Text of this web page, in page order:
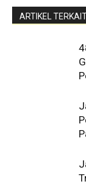
ARTIKEL